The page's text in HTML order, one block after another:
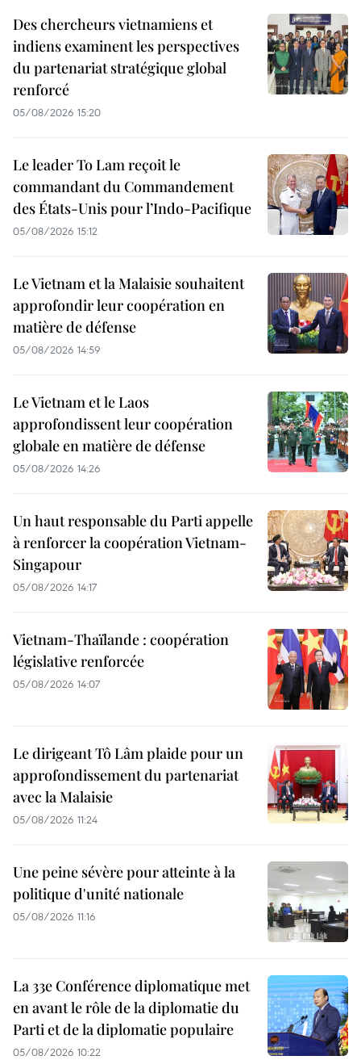
Des chercheurs vietnamiens et
indiens examinent les perspectives
du partenariat stratégique global
renforcé
05/08/2026 15:20
Le leader To Lam reçoit le
commandant du Commandement
des États-Unis pour l’Indo-Pacifique
05/08/2026 15:12
Le Vietnam et la Malaisie souhaitent
approfondir leur coopération en
matière de défense
05/08/2026 14:59
Le Vietnam et le Laos
approfondissent leur coopération
globale en matière de défense
05/08/2026 14:26
Un haut responsable du Parti appelle
à renforcer la coopération Vietnam-
Singapour
05/08/2026 14:17
Vietnam-Thaïlande : coopération
législative renforcée
05/08/2026 14:07
Le dirigeant Tô Lâm plaide pour un
approfondissement du partenariat
avec la Malaisie
05/08/2026 11:24
Une peine sévère pour atteinte à la
politique d'unité nationale
05/08/2026 11:16
La 33e Conférence diplomatique met
en avant le rôle de la diplomatie du
Parti et de la diplomatie populaire
05/08/2026 10:22